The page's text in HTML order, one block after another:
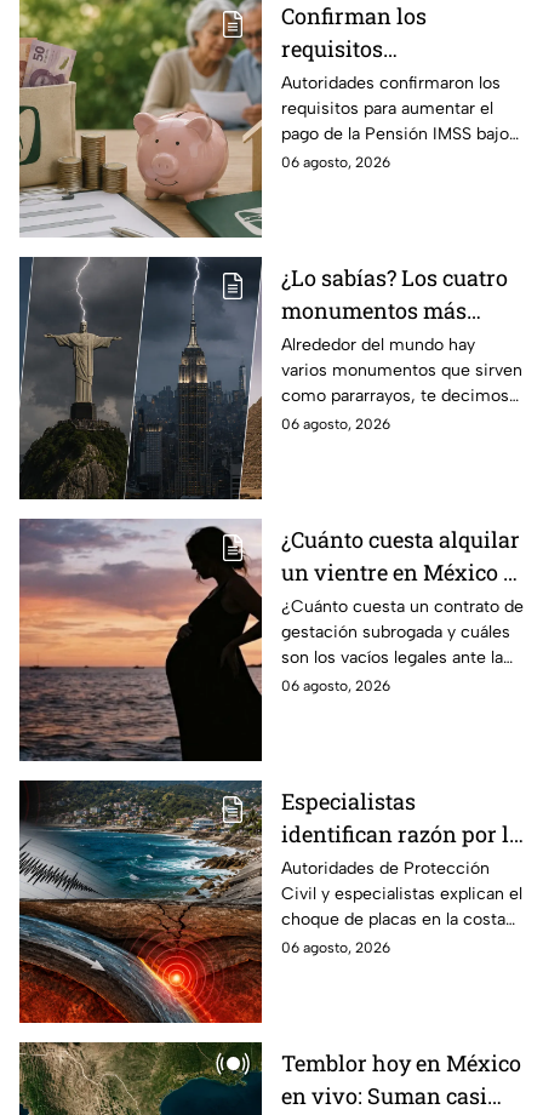
Confirman los
requisitos
indispensables para
incrementar el pago de
la Pensión IMSS bajo el
régimen de la Ley 73
Autoridades confirmaron los
requisitos para aumentar el
pago de la Pensión IMSS bajo
la Ley 73, ¿cuáles son?
06 agosto, 2026
¿Lo sabías? Los cuatro
monumentos más
famosos del mundo que
también funcionan
como pararrayos
Alrededor del mundo hay
varios monumentos que sirven
como pararrayos, te decimos
los cuatro más icónicos y
06 agosto, 2026
¿Cuánto cuesta alquilar
un vientre en México y
en qué estados se
permite la gestación
subrogada?
¿Cuánto cuesta un contrato de
gestación subrogada y cuáles
son los vacíos legales ante la
falta de una ley federal que
06 agosto, 2026
Especialistas
identifican razón por la
que tiembla tanto en
Guerrero
Autoridades de Protección
Civil y especialistas explican el
choque de placas en la costa
de Guerrero; ¿cuál es el sismo
06 agosto, 2026
Temblor hoy en México
en vivo: Suman casi